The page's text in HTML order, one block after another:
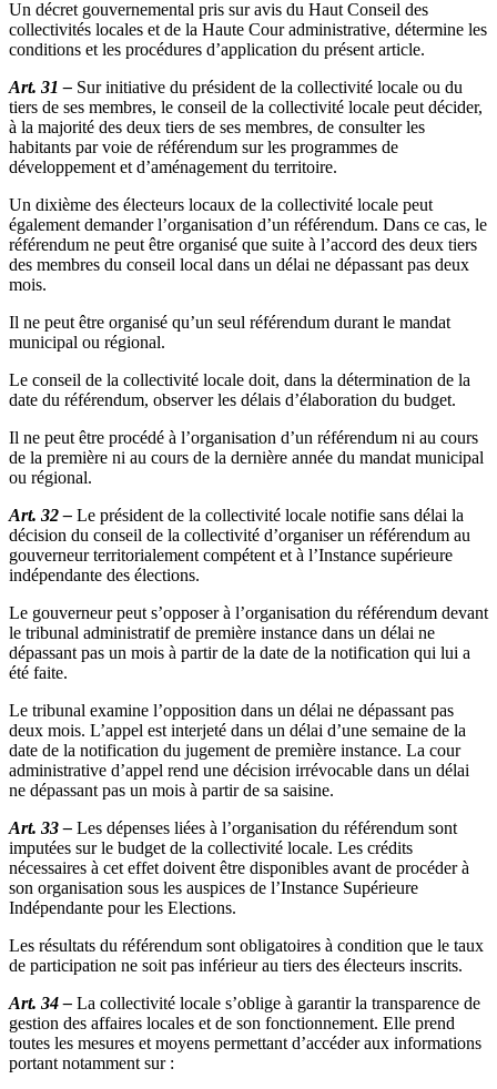
Un décret gouvernemental pris sur avis du Haut Conseil des
collectivités locales et de la Haute Cour administrative, détermine les
conditions et les procédures d’application du présent article.
Art. 31 – Sur initiative du président de la collectivité locale ou du
tiers de ses membres, le conseil de la collectivité locale peut décider,
à la majorité des deux tiers de ses membres, de consulter les
habitants par voie de référendum sur les programmes de
développement et d’aménagement du territoire.
Un dixième des électeurs locaux de la collectivité locale peut
également demander l’organisation d’un référendum. Dans ce cas, le
référendum ne peut être organisé que suite à l’accord des deux tiers
des membres du conseil local dans un délai ne dépassant pas deux
mois.
Il ne peut être organisé qu’un seul référendum durant le mandat
municipal ou régional.
Le conseil de la collectivité locale doit, dans la détermination de la
date du référendum, observer les délais d’élaboration du budget.
Il ne peut être procédé à l’organisation d’un référendum ni au cours
de la première ni au cours de la dernière année du mandat municipal
ou régional.
Art. 32 – Le président de la collectivité locale notifie sans délai la
décision du conseil de la collectivité d’organiser un référendum au
gouverneur territorialement compétent et à l’Instance supérieure
indépendante des élections.
Le gouverneur peut s’opposer à l’organisation du référendum devant
le tribunal administratif de première instance dans un délai ne
dépassant pas un mois à partir de la date de la notification qui lui a
été faite.
Le tribunal examine l’opposition dans un délai ne dépassant pas
deux mois. L’appel est interjeté dans un délai d’une semaine de la
date de la notification du jugement de première instance. La cour
administrative d’appel rend une décision irrévocable dans un délai
ne dépassant pas un mois à partir de sa saisine.
Art. 33 – Les dépenses liées à l’organisation du référendum sont
imputées sur le budget de la collectivité locale. Les crédits
nécessaires à cet effet doivent être disponibles avant de procéder à
son organisation sous les auspices de l’Instance Supérieure
Indépendante pour les Elections.
Les résultats du référendum sont obligatoires à condition que le taux
de participation ne soit pas inférieur au tiers des électeurs inscrits.
Art. 34 – La collectivité locale s’oblige à garantir la transparence de
gestion des affaires locales et de son fonctionnement. Elle prend
toutes les mesures et moyens permettant d’accéder aux informations
portant notamment sur :